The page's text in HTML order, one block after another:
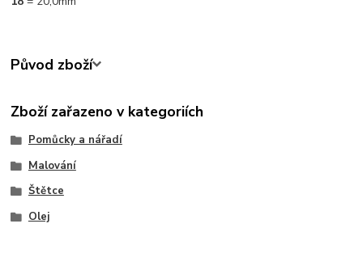
Původ zboží
Zboží zařazeno v kategoriích
Pomůcky a nářadí
Malování
Štětce
Olej